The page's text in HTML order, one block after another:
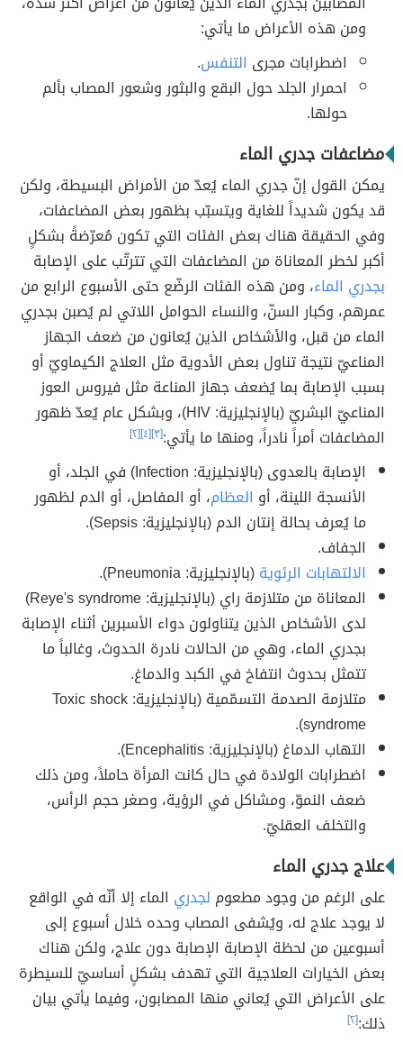
ومن هذه الأعراض ما يأتي:
اضطرابات مجرى التنفس.
احمرار الجلد حول البقع والبثور وشعور المصاب بألم
حولها.
مضاعفات جدري الماء
يمكن القول إنّ جدري الماء يُعدّ من الأمراض البسيطة، ولكن
قد يكون شديداً للغاية ويتسبّب بظهور بعض المضاعفات،
وفي الحقيقة هناك بعض الفئات التي تكون مُعرّضةً بشكلٍ
أكبر لخطر المعاناة من المضاعفات التي تترتّب على الإصابة
بجدري الماء، ومن هذه الفئات الرضّع حتى الأسبوع الرابع من
عمرهم، وكبار السنّ، والنساء الحوامل اللاتي لم يُصبن بجدري
الماء من قبل، والأشخاص الذين يُعانون من ضعف الجهاز
المناعيّ نتيجة تناول بعض الأدوية مثل العلاج الكيماويّ أو
بسبب الإصابة بما يُضعف جهاز المناعة مثل فيروس العوز
المناعيّ البشريّ (بالإنجليزية: HIV)، وبشكل عام يُعدّ ظهور
المضاعفات أمراً نادراً، ومنها ما يأتي:[٣] [٤] [٢]
الإصابة بالعدوى (بالإنجليزية: Infection) في الجلد، أو
الأنسجة اللينة، أو العظام، أو المفاصل، أو الدم لظهور
ما يُعرف بحالة إنتان الدم (بالإنجليزية: Sepsis).
الجفاف.
الالتهابات الرئوية(بالإنجليزية: Pneumonia).
المعاناة من متلازمة راي (بالإنجليزية: Reye's syndrome)
لدى الأشخاص الذين يتناولون دواء الأسبرين أثناء الإصابة
بجدري الماء، وهي من الحالات نادرة الحدوث، وغالباً ما
تتمثل بحدوث انتفاخ في الكبد والدماغ.
متلازمة الصدمة التسمّمية (بالإنجليزية: Toxic shock
syndrome).
التهاب الدماغ (بالإنجليزية: Encephalitis).
اضطرابات الولادة في حال كانت المرأة حاملاً، ومن ذلك
ضعف النموّ، ومشاكل في الرؤية، وصغر حجم الرأس،
والتخلف العقليّ.
علاج جدري الماء
على الرغم من وجود مطعوم لجدري الماء إلا أنّه في الواقع
لا يوجد علاج له، ويُشفى المصاب وحده خلال أسبوع إلى
أسبوعين من لحظة الإصابة الإصابة دون علاج، ولكن هناك
بعض الخيارات العلاجية التي تهدف بشكلٍ أساسيّ للسيطرة
على الأعراض التي يُعاني منها المصابون، وفيما يأتي بيان
ذلك:[٢]